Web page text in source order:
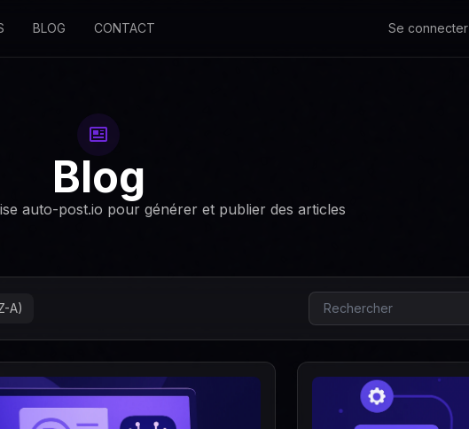
BLOG CONTACT Se connecter
Blog
auto-post.io pour générer et publier des articles
A)